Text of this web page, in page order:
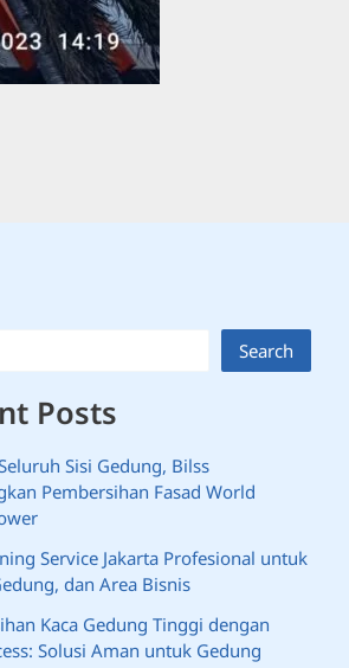
Search
Posts
Sisi Gedung, Bilss
Pembersihan Fasad World
Service Jakarta Profesional untuk
dan Area Bisnis
Kaca Gedung Tinggi dengan
Solusi Aman untuk Gedung